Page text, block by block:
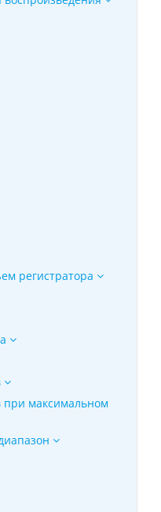
регистратора
при максимальном